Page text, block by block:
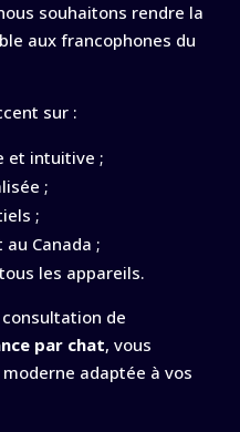
souhaitons rendre la
aux francophones du
sur :
et intuitive ;
;
;
Canada ;
les appareils.
de
par chat, vous
adaptée à vos